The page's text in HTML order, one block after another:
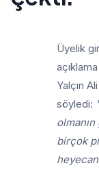
Üyelik
Yalçın
söyledi:
birçok